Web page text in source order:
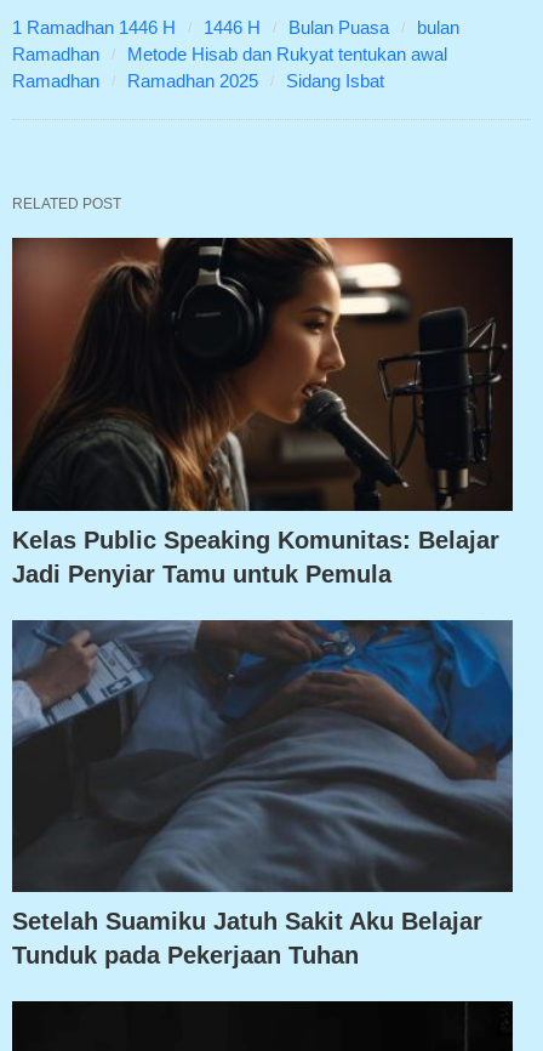
1 Ramadhan 1446 H 1446 H Bulan Puasa
bulan
Ramadhan
Metode Hisab dan Rukyat tentukan awal
Ramadhan
Ramadhan 2025 Sidang Isbat
RELATED POST
Kelas Public Speaking Komunitas: Belajar
Jadi Penyiar Tamu untuk Pemula
Setelah Suamiku Jatuh Sakit Aku Belajar
Tunduk pada Pekerjaan Tuhan